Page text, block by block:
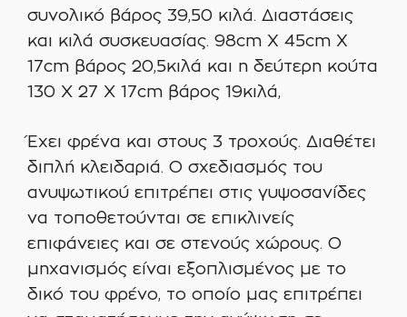
συνολικό βάρος 39,50 κιλά. Διαστάσεις
και κιλά συσκευασίας. 98cm X 45cm X
17cm βάρος 20,5κιλά και η δεύτερη κούτα
130 Χ 27 Χ 17cm βάρος 19κιλά,
Έχει φρένα και στους 3 τροχούς. Διαθέτει
διπλή κλειδαριά. Ο σχεδιασμός του
ανυψωτικού επιτρέπει στις γυψοσανίδες
να τοποθετούνται σε επικλινείς
επιφάνειες και σε στενούς χώρους. Ο
μηχανισμός είναι εξοπλισμένος με το
δικό του φρένο, το οποίο μας επιτρέπει